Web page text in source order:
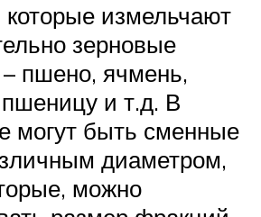
которые измельчают
зерновые
– пшено, ячмень,
пшеницу и т.д. В
могут быть сменные
диаметром,
можно